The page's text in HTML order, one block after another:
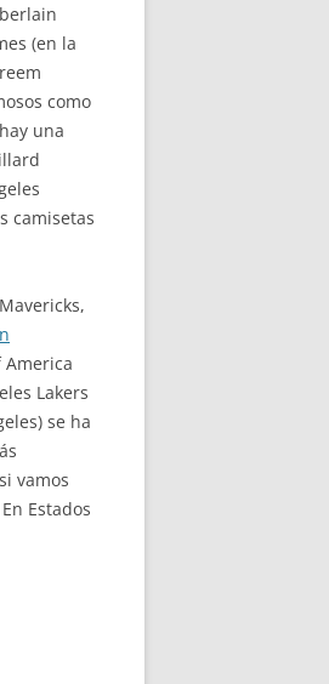
(en la
como
una
camisetas
Lakers
se ha
vamos
Estados